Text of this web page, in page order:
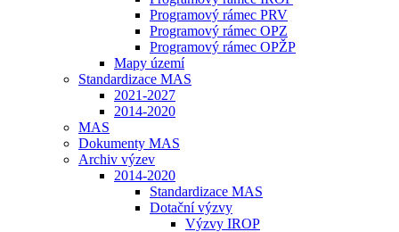
Programový rámec PRV
Programový rámec OPZ
Programový rámec OPŽP
Mapy území
Standardizace MAS
2021-2027
2014-2020
MAS
Dokumenty MAS
Archiv výzev
2014-2020
Standardizace MAS
Dotační výzvy
Výzvy IROP